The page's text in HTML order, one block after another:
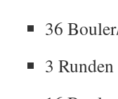
36
3